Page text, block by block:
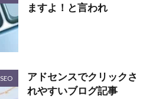
ますよ！と言われ
SEO
アドセンスでクリックさ
れやすいブログ記事